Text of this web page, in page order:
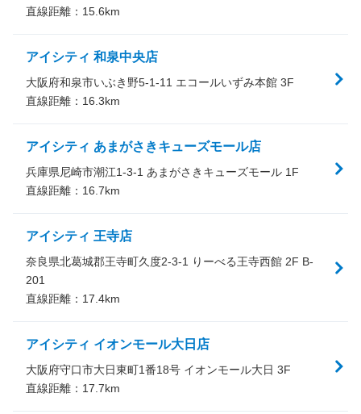
直線距離： 15.6km
アイシティ 和泉中央店
大阪府和泉市いぶき野5-1-11 エコールいずみ本館 3F
直線距離： 16.3km
アイシティ あまがさきキューズモール店
兵庫県尼崎市潮江1-3-1 あまがさきキューズモール 1F
直線距離： 16.7km
アイシティ 王寺店
奈良県北葛城郡王寺町久度2-3-1 りーべる王寺西館 2F B-
201
直線距離： 17.4km
アイシティ イオンモール大日店
大阪府守口市大日東町1番18号 イオンモール大日 3F
直線距離： 17.7km